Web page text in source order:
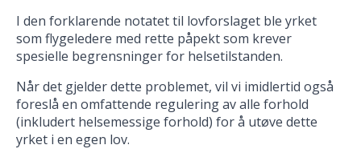
I den forklarende notatet til lovforslaget ble yrket
som flygeledere med rette påpekt som krever
spesielle begrensninger for helsetilstanden.
Når det gjelder dette problemet, vil vi imidlertid også
foreslå en omfattende regulering av alle forhold
(inkludert helsemessige forhold) for å utøve dette
yrket i en egen lov.